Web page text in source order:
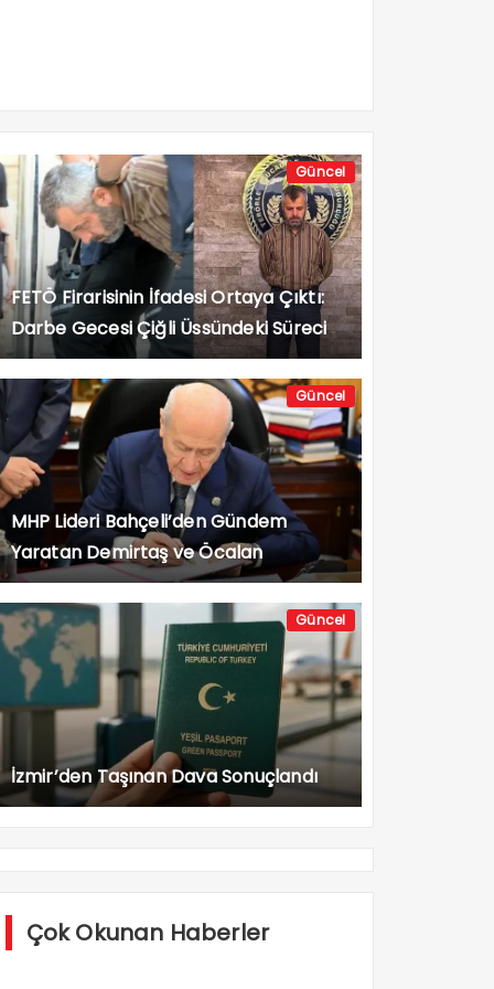
Güncel
FETÖ Firarisinin İfadesi Ortaya Çıktı:
Darbe Gecesi Çiğli Üssündeki Süreci
Anlattı
Güncel
MHP Lideri Bahçeli’den Gündem
Yaratan Demirtaş ve Öcalan
Açıklaması
Güncel
İzmir’den Taşınan Dava Sonuçlandı
Çok Okunan Haberler